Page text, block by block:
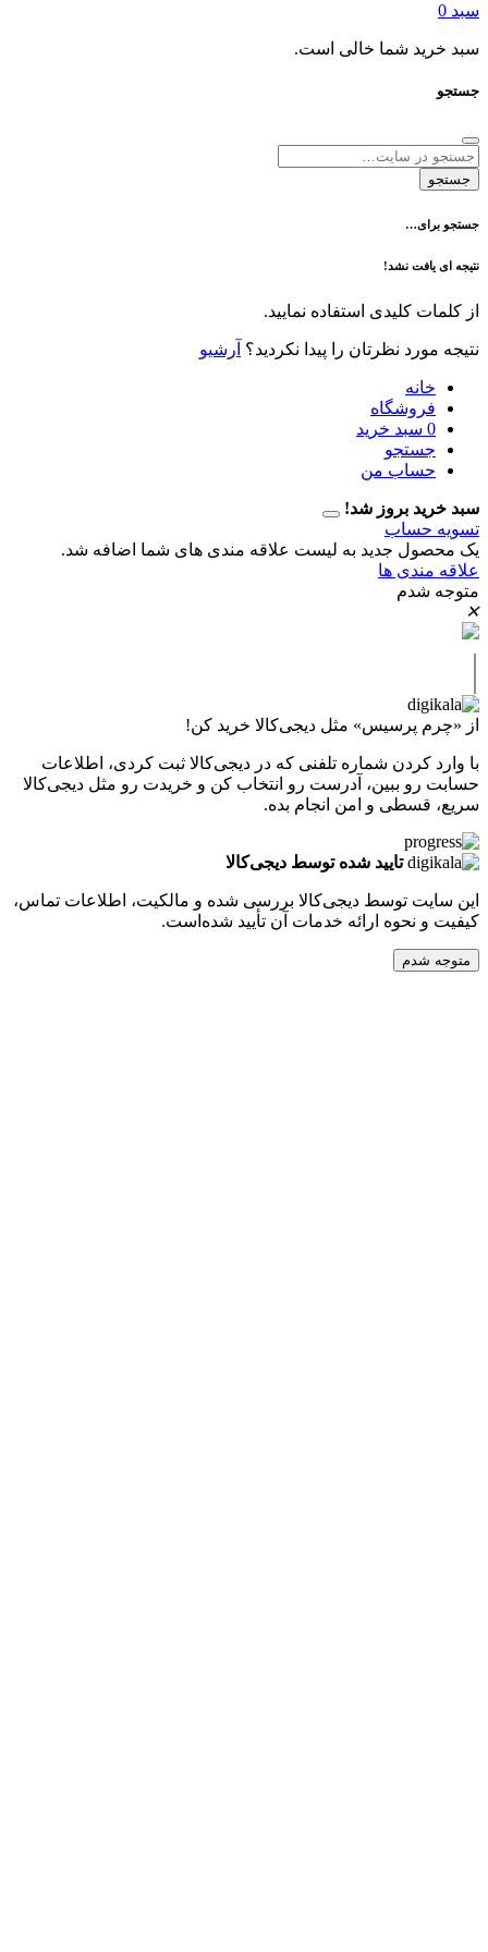
شما خالی است.
نشد!
کلیدی استفاده نمایید.
نظرتان را پیدا نکردید؟ آرشیو
سبد خرید
من
بروز شد!
جدید به لیست علاقه مندی های شما اضافه شد.
ها
پرسیس» مثل دیجی‌کالا خرید کن!
شماره تلفنی که در دیجی‌کالا ثبت کردی، اطلاعات
ببین، آدرست رو انتخاب کن و خریدت رو مثل دیجی‌کالا
و امن انجام بده.
تایید شده توسط دیجی‌کالا
توسط دیجی‌کالا بررسی شده و مالکیت، اطلاعات تماس،
ارائه خدمات آن تأیید شده‌است.